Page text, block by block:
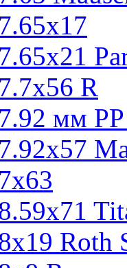
R
мм
Roth